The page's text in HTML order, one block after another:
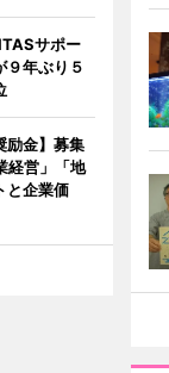
サポー
９年ぶり５
励金】募集
経営」「地
と企業価